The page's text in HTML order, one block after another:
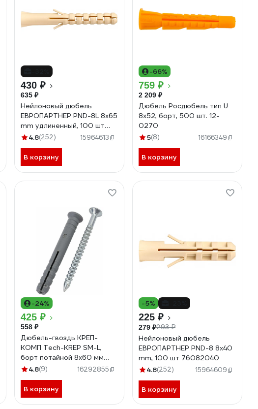
430 ₽
635 ₽
Нейлоновый дюбель
ЕВРОПАРТНЕР PND-8L 8х65
mm удлиненный, 100 шт
86473
4.8(252) 15964613
В корзину
-66%
759 ₽
2 209 ₽
Дюбель Росдюбель тип U
8x52, борт, 500 шт. 12-
0270
5(8) 16166349
В корзину
-24%
425 ₽
558 ₽
Дюбель-гвоздь КРЕП-
КОМП Tech-KREP SM-L,
борт потайной 8х60 мм
100 шт дг860птк
4.8(9) 16292855
В корзину
-5%
225 ₽
279 ₽293 ₽
Нейлоновый дюбель
ЕВРОПАРТНЕР PND-8 8х40
mm, 100 шт 76082040
4.8(252) 15964609
В корзину